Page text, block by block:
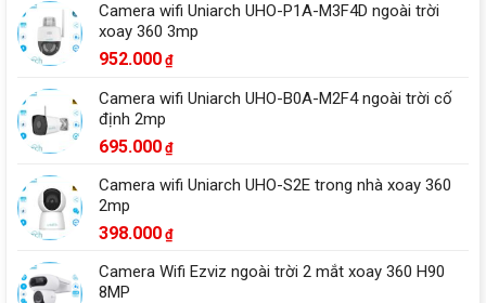
Camera wifi Uniarch UHO-P1A-M3F4D ngoài trời
xoay 360 3mp
952.000 ₫
Camera wifi Uniarch UHO-B0A-M2F4 ngoài trời cố
định 2mp
695.000 ₫
Camera wifi Uniarch UHO-S2E trong nhà xoay 360
2mp
398.000 ₫
Camera Wifi Ezviz ngoài trời 2 mắt xoay 360 H90
8MP